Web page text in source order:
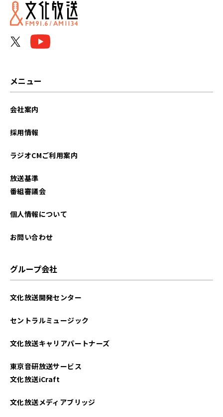
2026年06月
2025年09月
2025年06月
2025年01月
メニュー
会社案内
採用情報
ラジオCMご利用案内
放送基準
番組審議会
個人情報について
お問い合わせ
グループ会社
文化放送開発センター
セントラルミュージック
文化放送キャリアパートナーズ
東京音研放送サービス
文化放送iCraft
文化放送メディアブリッジ